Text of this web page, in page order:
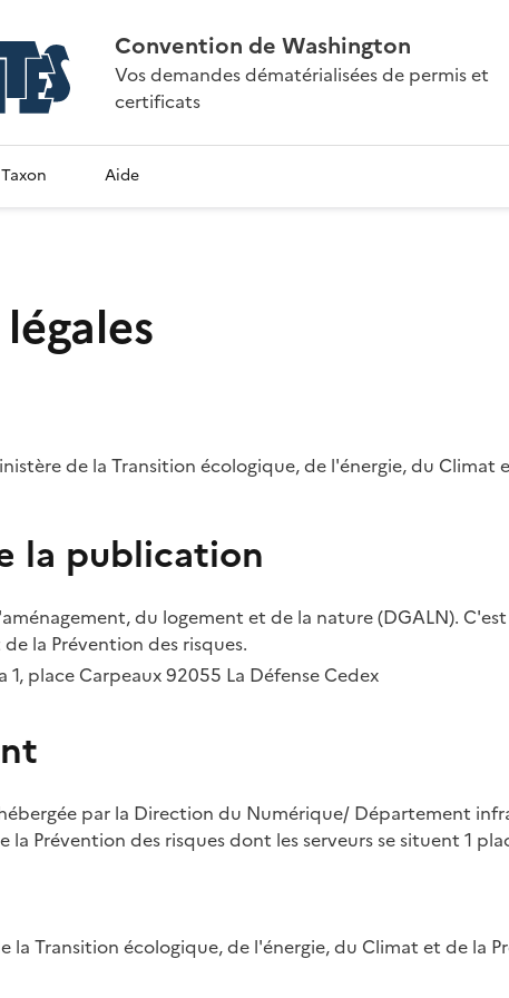
Convention de Washington
Vos demandes dématérialisées de permis et
certificats
Taxon Aide
de la Transition écologique, de l'énergie, du Climat
la publication
du logement et de la nature (DGALN).
la Prévention des risques.
1, place Carpeaux 92055 La Défense Cedex
par la Direction du Numérique/ Département
la Prévention des risques dont les serveurs se situent 1
la Transition écologique, de l'énergie, du Climat et de la